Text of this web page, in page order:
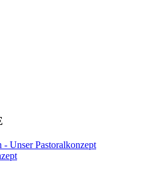
Unser Pastoralkonzept